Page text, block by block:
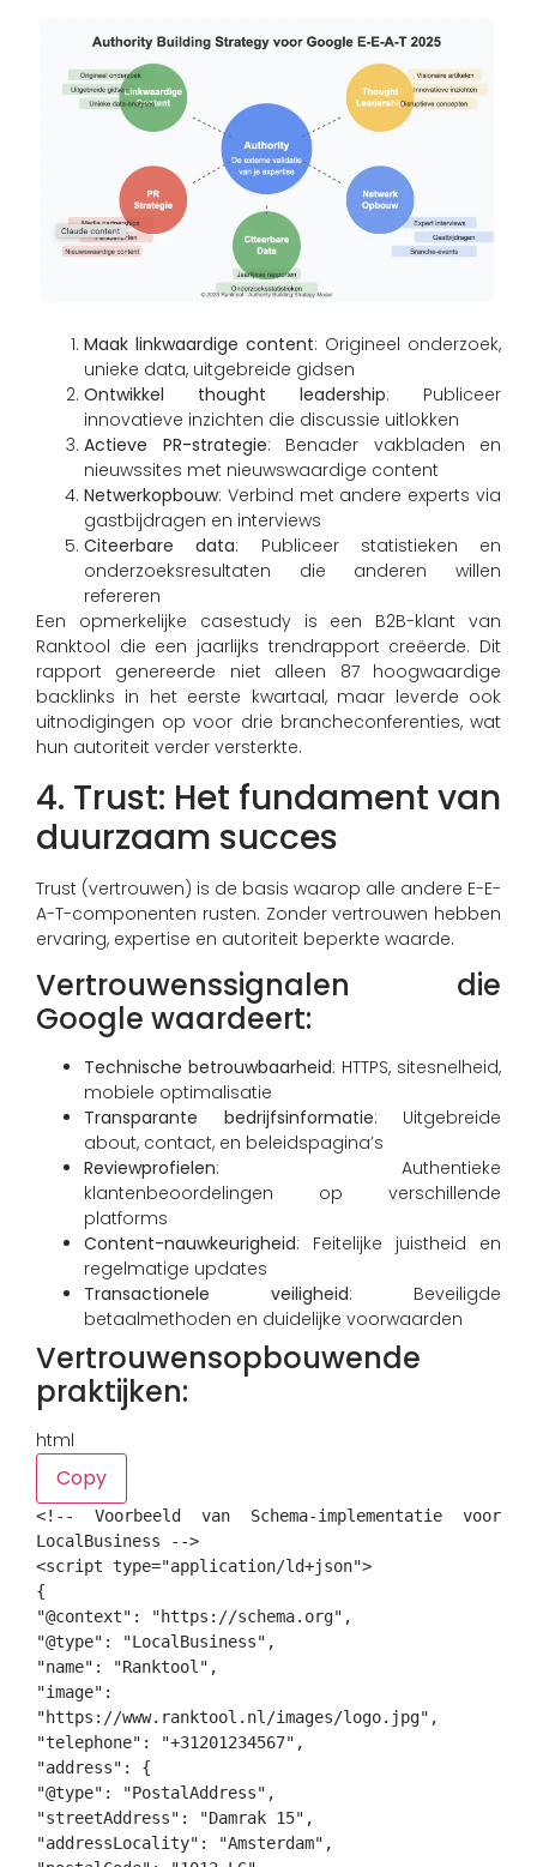
Maak linkwaardige content: Origineel onderzoek,
unieke data, uitgebreide gidsen
Ontwikkel thought leadership: Publiceer
innovatieve inzichten die discussie uitlokken
Actieve PR-strategie: Benader vakbladen en
nieuwssites met nieuwswaardige content
Netwerkopbouw: Verbind met andere experts via
gastbijdragen en interviews
Citeerbare data: Publiceer statistieken en
onderzoeksresultaten die anderen willen
refereren
Een opmerkelijke casestudy is een B2B-klant van
Ranktool die een jaarlijks trendrapport creëerde. Dit
rapport genereerde niet alleen 87 hoogwaardige
backlinks in het eerste kwartaal, maar leverde ook
uitnodigingen op voor drie brancheconferenties, wat
hun autoriteit verder versterkte.
4. Trust: Het fundament van
duurzaam succes
Trust (vertrouwen) is de basis waarop alle andere E-E-
A-T-componenten rusten. Zonder vertrouwen hebben
ervaring, expertise en autoriteit beperkte waarde.
Vertrouwenssignalen die
Google waardeert:
Technische betrouwbaarheid: HTTPS, sitesnelheid,
mobiele optimalisatie
Transparante bedrijfsinformatie: Uitgebreide
about, contact, en beleidspagina’s
Reviewprofielen: Authentieke
klantenbeoordelingen op verschillende
platforms
Content-nauwkeurigheid: Feitelijke juistheid en
regelmatige updates
Transactionele veiligheid: Beveiligde
betaalmethoden en duidelijke voorwaarden
Vertrouwensopbouwende
praktijken:
html
Copy
<!-- Voorbeeld van Schema-implementatie voor
LocalBusiness -->
<script type="application/ld+json">
{
"@context" : "https://schema.org" ,
"@type" : "LocalBusiness" ,
"name" : "Ranktool" ,
"image" :
"https://www.ranktool.nl/images/logo.jpg" ,
"telephone" : "+31201234567" ,
"address" :
{
"@type" : "PostalAddress" ,
"streetAddress" : "Damrak 15" ,
"addressLocality" : "Amsterdam" ,